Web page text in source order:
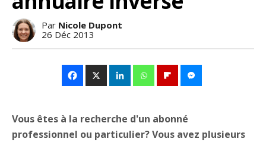
Par Nicole Dupont
26 Déc 2013
Vous êtes à la recherche d'un abonné
professionnel ou particulier? Vous avez plusieurs